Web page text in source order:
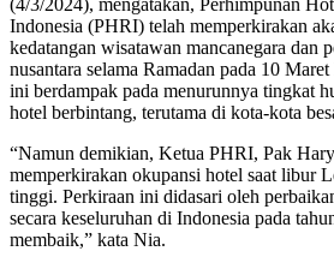
Indonesia (PHRI) telah memperkirakan
kedatangan wisatawan mancanegara dan
nusantara selama Ramadan pada 10
ini berdampak pada menurunnya tingkat
hotel berbintang, terutama di kota-kota
“Namun demikian, Ketua PHRI, Pak
memperkirakan okupansi hotel saat libur
tinggi. Perkiraan ini didasari oleh
secara keseluruhan di Indonesia pada
membaik,” kata Nia.